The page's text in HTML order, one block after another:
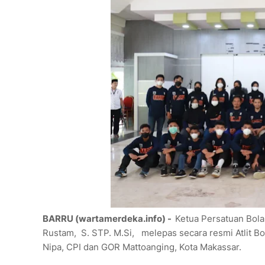
BARRU (wartamerdeka.info) - Ketua Persatuan
Rustam, S. STP. M.Si, melepas secara resmi Atlit
Nipa, CPI dan GOR Mattoanging, Kota Makassar.